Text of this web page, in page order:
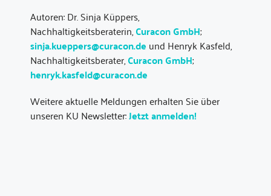
Autoren: Dr. Sinja Küppers,
Nachhaltigkeitsberaterin,Curacon GmbH;
sinja.kueppers@curacon.deund Henryk Kasfeld,
Nachhaltigkeitsberater,Curacon GmbH;
henryk.kasfeld@curacon.de
Weitere aktuelle Meldungen erhalten Sie über
unseren KU Newsletter:Jetzt anmelden!